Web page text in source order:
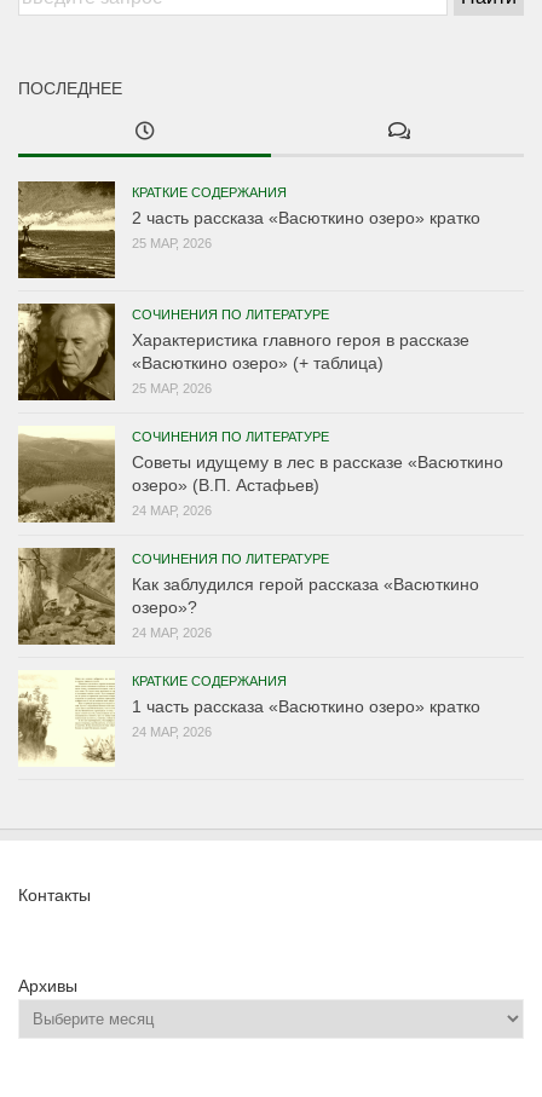
ПОСЛЕДНЕЕ
КРАТКИЕ СОДЕРЖАНИЯ
2 часть рассказа «Васюткино озеро» кратко
25 МАР, 2026
СОЧИНЕНИЯ ПО ЛИТЕРАТУРЕ
Характеристика главного героя в рассказе
«Васюткино озеро» (+ таблица)
25 МАР, 2026
СОЧИНЕНИЯ ПО ЛИТЕРАТУРЕ
Советы идущему в лес в рассказе «Васюткино
озеро» (В.П. Астафьев)
24 МАР, 2026
СОЧИНЕНИЯ ПО ЛИТЕРАТУРЕ
Как заблудился герой рассказа «Васюткино
озеро»?
24 МАР, 2026
КРАТКИЕ СОДЕРЖАНИЯ
1 часть рассказа «Васюткино озеро» кратко
24 МАР, 2026
Контакты
Архивы